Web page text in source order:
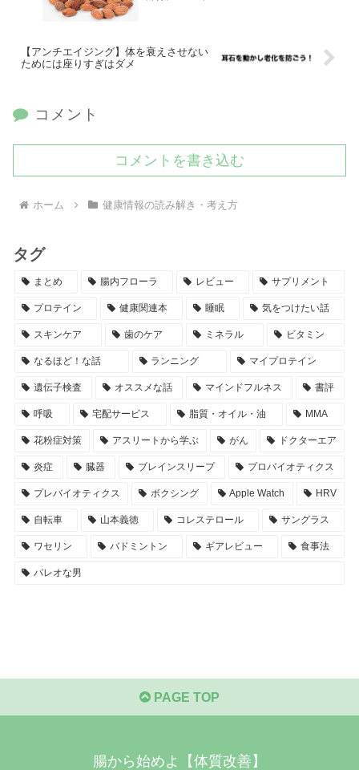
【アンチエイジング】体を衰えさせない
ためには座りすぎはダメ
コメント
コメントを書き込む
ホーム 健康情報の読み解き・考え方
タグ
まとめ 腸内フローラ レビュー サプリメント
プロテイン 健康関連本 睡眠 気をつけたい話
スキンケア 歯のケア ミネラル ビタミン
なるほど！な話 ランニング マイプロテイン
遺伝子検査 オススメな話 マインドフルネス 書評
呼吸 宅配サービス 脂質・オイル・油 MMA
花粉症対策 アスリートから学ぶ がん ドクターエア
炎症 臓器 ブレインスリープ プロバイオティクス
プレバイオティクス ボクシング Apple Watch HRV
自転車 山本義徳 コレステロール サングラス
ワセリン バドミントン ギアレビュー 食事法
パレオな男
PAGE TOP
腸から始めよ【体質改善】